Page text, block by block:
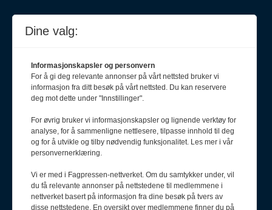
Meld deg på nyhetsbrev
Dine valg:
Informasjonskapsler og personvern
For å gi deg relevante annonser på vårt nettsted bruker vi
informasjon fra ditt besøk på vårt nettsted. Du kan reservere
deg mot dette under "Innstillinger".
For øvrig bruker vi informasjonskapsler og lignende verktøy for
analyse, for å sammenligne nettlesere, tilpasse innhold til deg
og for å utvikle og tilby nødvendig funksjonalitet. Les mer i vår
personvernerklæring.
Vi er med i Fagpressen-nettverket. Om du samtykker under, vil
du få relevante annonser på nettstedene til medlemmene i
nettverket basert på informasjon fra dine besøk på tvers av
disse nettstedene. En oversikt over medlemmene finner du på